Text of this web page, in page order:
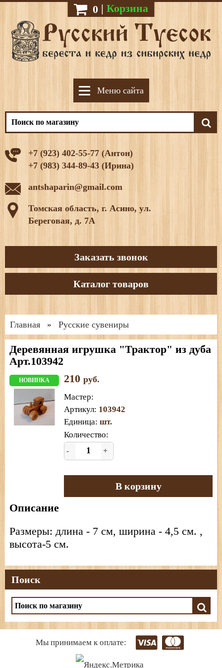
0 | Корзина
Меню сайта
+7 (923) 402-55-77 (Антон)
+7 (983) 344-89-43 (Ирина)
antshaparin@gmail.com
Томская область, г. Асино, ул.
Береговая, д. 7А
Заказать звонок
Каталог товаров
Главная » Русские сувениры
Деревянная игрушка "Трактор" из дуба
Арт.103942
НОВИНКА 210 руб.
Мастер:
Артикул: 103942
Единица: шт.
Количество:
- +
В корзину
Описание
Размеры: длина - 7 см, ширина - 4,5 см. ,
высота-5 см.
Поиск
Мы принимаем к оплате: